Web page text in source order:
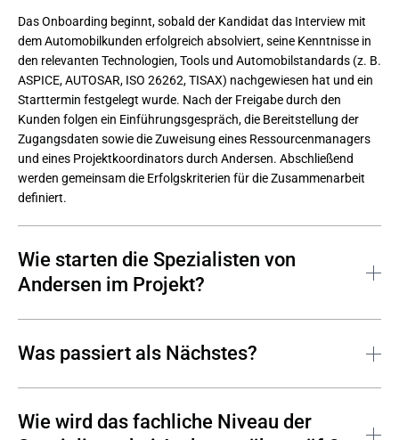
Das Onboarding beginnt, sobald der Kandidat das Interview mit
dem Automobilkunden erfolgreich absolviert, seine Kenntnisse in
den relevanten Technologien, Tools und Automobilstandards (z. B.
ASPICE, AUTOSAR, ISO 26262, TISAX) nachgewiesen hat und ein
Starttermin festgelegt wurde. Nach der Freigabe durch den
Kunden folgen ein Einführungsgespräch, die Bereitstellung der
Zugangsdaten sowie die Zuweisung eines Ressourcenmanagers
und eines Projektkoordinators durch Andersen. Abschließend
werden gemeinsam die Erfolgskriterien für die Zusammenarbeit
definiert.
Wie starten die Spezialisten von
Andersen im Projekt?
Projektunterlagen, wird über Prioritäten und Ziele informiert und
bekommt Zugriff auf Kommunikationsplattformen sowie
relevante Umgebungen.
Was passiert als Nächstes?
ihn kontinuierlich. In den ersten zwei Wochen führen wir täglich
Abstimmungen durch, um den Onboarding-Prozess zu optimieren.
Wie wird das fachliche Niveau der